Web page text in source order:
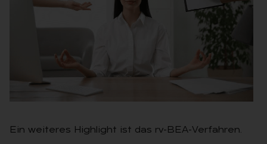
Ein weiteres Highlight ist das rv-BEA-Verfahren.